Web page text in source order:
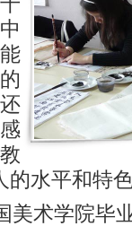
的水平和特
美术学院毕